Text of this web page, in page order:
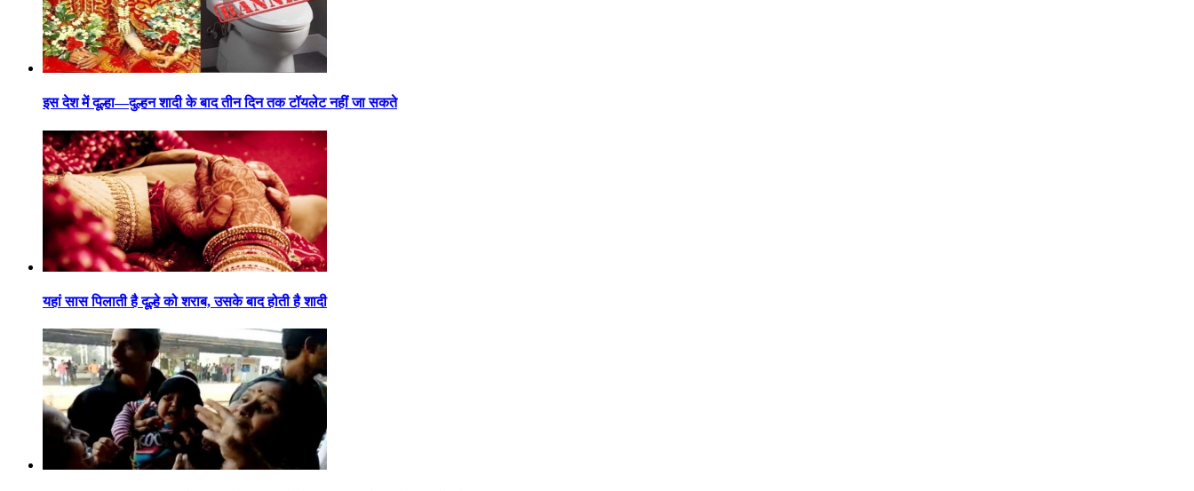
इस देश में दूल्हा—दुल्हन शादी के बाद तीन दिन तक टॉयलेट नहीं जा सकते
यहां सास पिलाती है दूल्हे को शराब, उसके बाद होती है शादी